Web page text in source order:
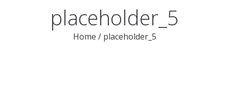
placeholder_5
Home /placeholder_5